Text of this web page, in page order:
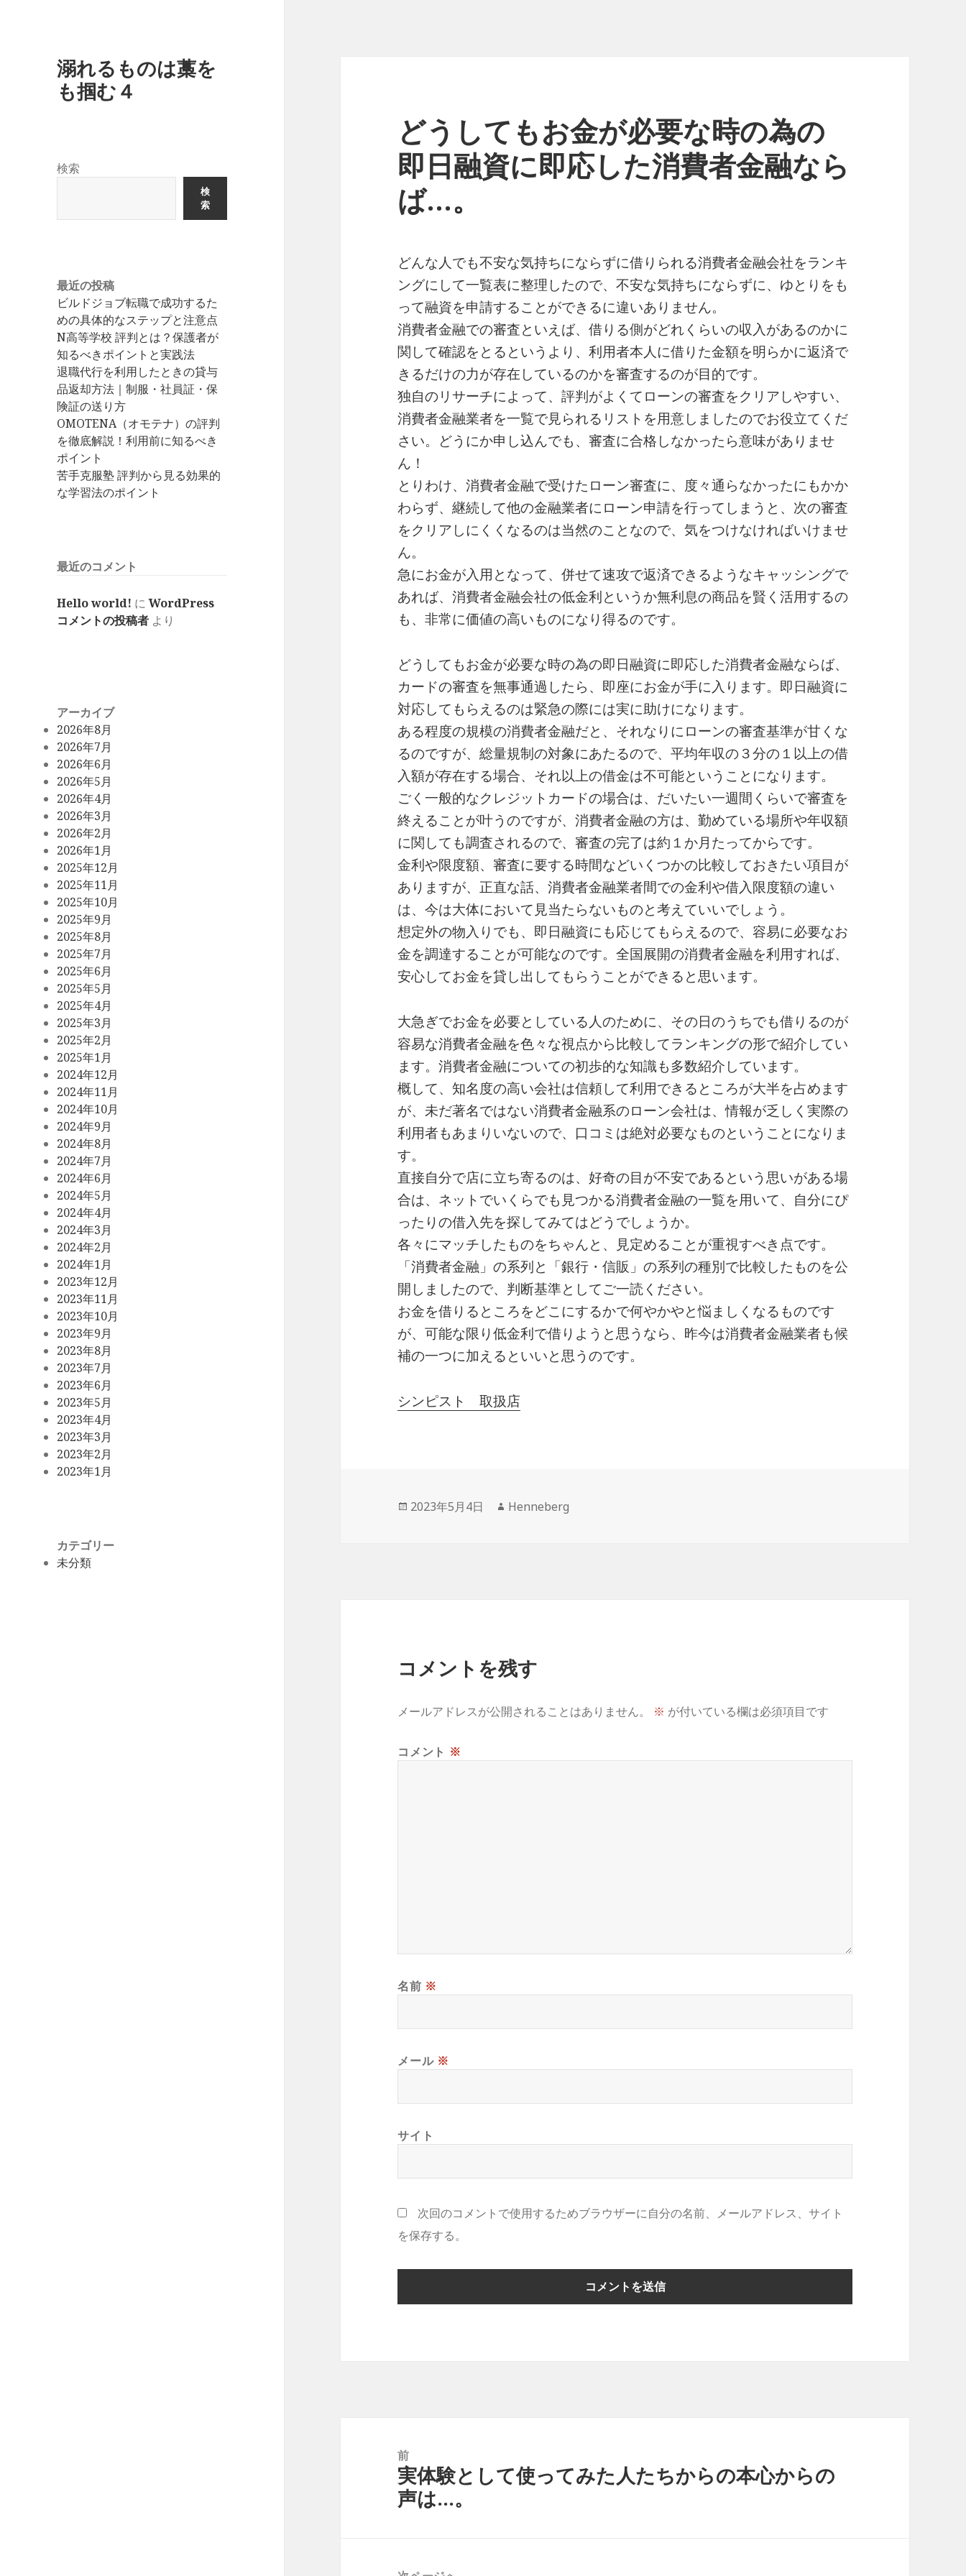
溺れるものは藁を
も掴む４
検索
検
索
最近の投稿
ビルドジョブ転職で成功するた
めの具体的なステップと注意点
N高等学校 評判とは？保護者が
知るべきポイントと実践法
退職代行を利用したときの貸与
品返却方法｜制服・社員証・保
険証の送り方
OMOTENA（オモテナ）の評判
を徹底解説！利用前に知るべき
ポイント
苦手克服塾 評判から見る効果的
な学習法のポイント
最近のコメント
Hello world! にWordPress
コメントの投稿者 より
アーカイブ
2026年8月
2026年7月
2026年6月
2026年5月
2026年4月
2026年3月
2026年2月
2026年1月
2025年12月
2025年11月
2025年10月
2025年9月
2025年8月
2025年7月
2025年6月
2025年5月
2025年4月
2025年3月
2025年2月
2025年1月
2024年12月
2024年11月
2024年10月
2024年9月
2024年8月
2024年7月
2024年6月
2024年5月
2024年4月
2024年3月
2024年2月
2024年1月
2023年12月
2023年11月
2023年10月
2023年9月
2023年8月
2023年7月
2023年6月
2023年5月
2023年4月
2023年3月
2023年2月
2023年1月
カテゴリー
未分類
どうしてもお金が必要な時の為の
即日融資に即応した消費者金融なら
ば…。
どんな人でも不安な気持ちにならずに借りられる消費者金融会社をランキ
ングにして一覧表に整理したので、不安な気持ちにならずに、ゆとりをも
って融資を申請することができるに違いありません。
消費者金融での審査といえば、借りる側がどれくらいの収入があるのかに
関して確認をとるというより、利用者本人に借りた金額を明らかに返済で
きるだけの力が存在しているのかを審査するのが目的です。
独自のリサーチによって、評判がよくてローンの審査をクリアしやすい、
消費者金融業者を一覧で見られるリストを用意しましたのでお役立てくだ
さい。どうにか申し込んでも、審査に合格しなかったら意味がありませ
ん！
とりわけ、消費者金融で受けたローン審査に、度々通らなかったにもかか
わらず、継続して他の金融業者にローン申請を行ってしまうと、次の審査
をクリアしにくくなるのは当然のことなので、気をつけなければいけませ
ん。
急にお金が入用となって、併せて速攻で返済できるようなキャッシングで
あれば、消費者金融会社の低金利というか無利息の商品を賢く活用するの
も、非常に価値の高いものになり得るのです。
どうしてもお金が必要な時の為の即日融資に即応した消費者金融ならば、
カードの審査を無事通過したら、即座にお金が手に入ります。即日融資に
対応してもらえるのは緊急の際には実に助けになります。
ある程度の規模の消費者金融だと、それなりにローンの審査基準が甘くな
るのですが、総量規制の対象にあたるので、平均年収の３分の１以上の借
入額が存在する場合、それ以上の借金は不可能ということになります。
ごく一般的なクレジットカードの場合は、だいたい一週間くらいで審査を
終えることが叶うのですが、消費者金融の方は、勤めている場所や年収額
に関しても調査されるので、審査の完了は約１か月たってからです。
金利や限度額、審査に要する時間などいくつかの比較しておきたい項目が
ありますが、正直な話、消費者金融業者間での金利や借入限度額の違い
は、今は大体において見当たらないものと考えていいでしょう。
想定外の物入りでも、即日融資にも応じてもらえるので、容易に必要なお
金を調達することが可能なのです。全国展開の消費者金融を利用すれば、
安心してお金を貸し出してもらうことができると思います。
大急ぎでお金を必要としている人のために、その日のうちでも借りるのが
容易な消費者金融を色々な視点から比較してランキングの形で紹介してい
ます。消費者金融についての初歩的な知識も多数紹介しています。
概して、知名度の高い会社は信頼して利用できるところが大半を占めます
が、未だ著名ではない消費者金融系のローン会社は、情報が乏しく実際の
利用者もあまりいないので、口コミは絶対必要なものということになりま
す。
直接自分で店に立ち寄るのは、好奇の目が不安であるという思いがある場
合は、ネットでいくらでも見つかる消費者金融の一覧を用いて、自分にぴ
ったりの借入先を探してみてはどうでしょうか。
各々にマッチしたものをちゃんと、見定めることが重視すべき点です。
「消費者金融」の系列と「銀行・信販」の系列の種別で比較したものを公
開しましたので、判断基準としてご一読ください。
お金を借りるところをどこにするかで何やかやと悩ましくなるものです
が、可能な限り低金利で借りようと思うなら、昨今は消費者金融業者も候
補の一つに加えるといいと思うのです。
シンピスト 取扱店
投
2023年5月4日
作
Henneberg
コメントを残す
メールアドレスが公開されることはありません。 ※ が付いている欄は必須項目です
コメント ※
名前 ※
メール ※
サイト
次回のコメントで使用するためブラウザーに自分の名前、メールアドレス、サイト
を保存する。
前
前
の
実体験として使ってみた人たちからの本心からの
声は…。